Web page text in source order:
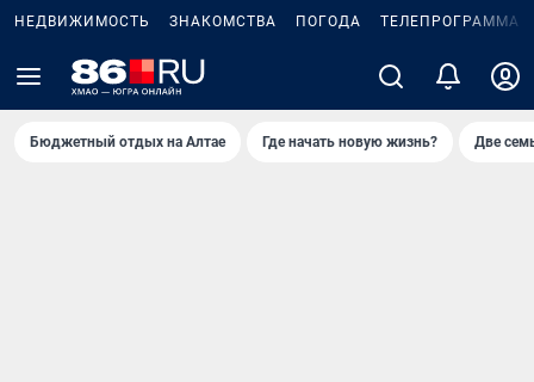
НЕДВИЖИМОСТЬ ЗНАКОМСТВА ПОГОДА ТЕЛЕПРОГРАММА
Бюджетный отдых на Алтае Где начать новую жизнь? Две